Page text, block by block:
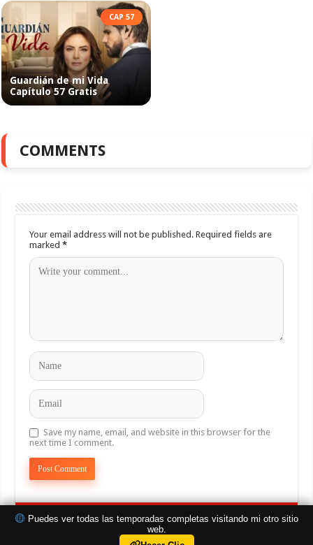
CAP 57
Guardián de mi Vida
Capítulo 57 Gratis
COMMENTS
Your email address will not be published. Required fields are
marked*
Save my name, email, and website in this browser for the
next time I comment.
Puedes ver todas las temporadas completas visitando mi otro sitio
web.